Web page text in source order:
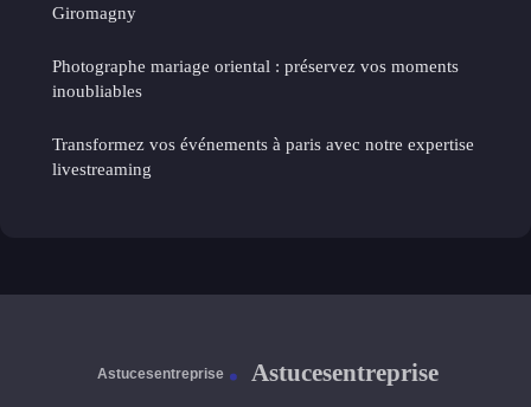
Giromagny
Photographe mariage oriental : préservez vos moments
inoubliables
Transformez vos événements à paris avec notre expertise
livestreaming
Astucesentreprise